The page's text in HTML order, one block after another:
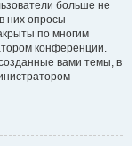
больше не
них опросы
по многим
конференции.
вами темы, в